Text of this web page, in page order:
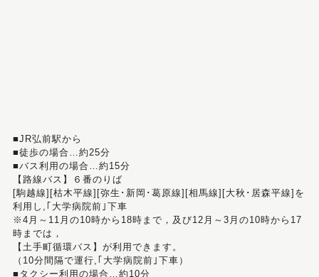
■JR弘前駅から
■徒歩の場合…約25分
■バス利用の場合…約15分
【路線バス】６番のりば
[駒越線][枯木平線][弥生･新岡･葛原線][相馬線][大秋･居森平線]を
利用し,｢大学病院前｣下車
※4月～11月の10時から18時まで，及び12月～3月の10時から17
時までは，
【土手町循環バス】が利用できます。
（10分間隔で運行,｢大学病院前｣下車）
■タクシー利用の場合…約10分